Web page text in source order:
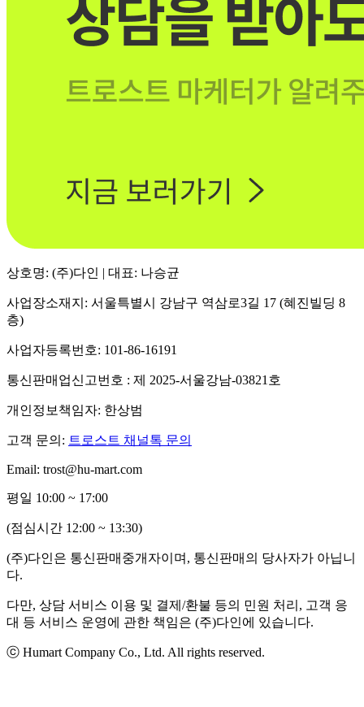
상호명: (주)다인 | 대표: 나승균
사업장소재지: 서울특별시 강남구 역삼로3길 17 (혜진빌딩 8
층)
사업자등록번호: 101-86-16191
통신판매업신고번호 : 제 2025-서울강남-03821호
개인정보책임자: 한상범
고객 문의: 트로스트 채널톡 문의
Email: trost@hu-mart.com
평일 10:00 ~ 17:00
(점심시간 12:00 ~ 13:30)
(주)다인은 통신판매중개자이며, 통신판매의 당사자가 아닙니
다.
다만, 상담 서비스 이용 및 결제/환불 등의 민원 처리, 고객 응
대 등 서비스 운영에 관한 책임은 (주)다인에 있습니다.
ⓒ Humart Company Co., Ltd. All rights reserved.